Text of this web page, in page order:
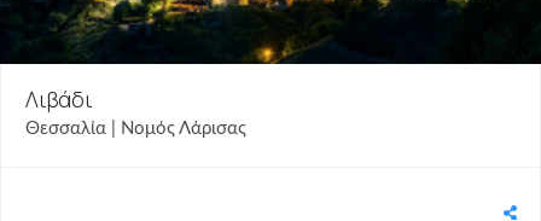
Λιβάδι
Θεσσαλία | Νομός Λάρισας